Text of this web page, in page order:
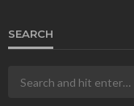
SEARCH